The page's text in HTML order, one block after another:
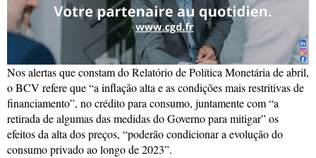
Nos alertas que constam do Relatório de Política Monetária de abril,
o BCV refere que “a inflação alta e as condições mais restritivas de
financiamento”, no crédito para consumo, juntamente com “a
retirada de algumas das medidas do Governo para mitigar” os
efeitos da alta dos preços, “poderão condicionar a evolução do
consumo privado ao longo de 2023”.